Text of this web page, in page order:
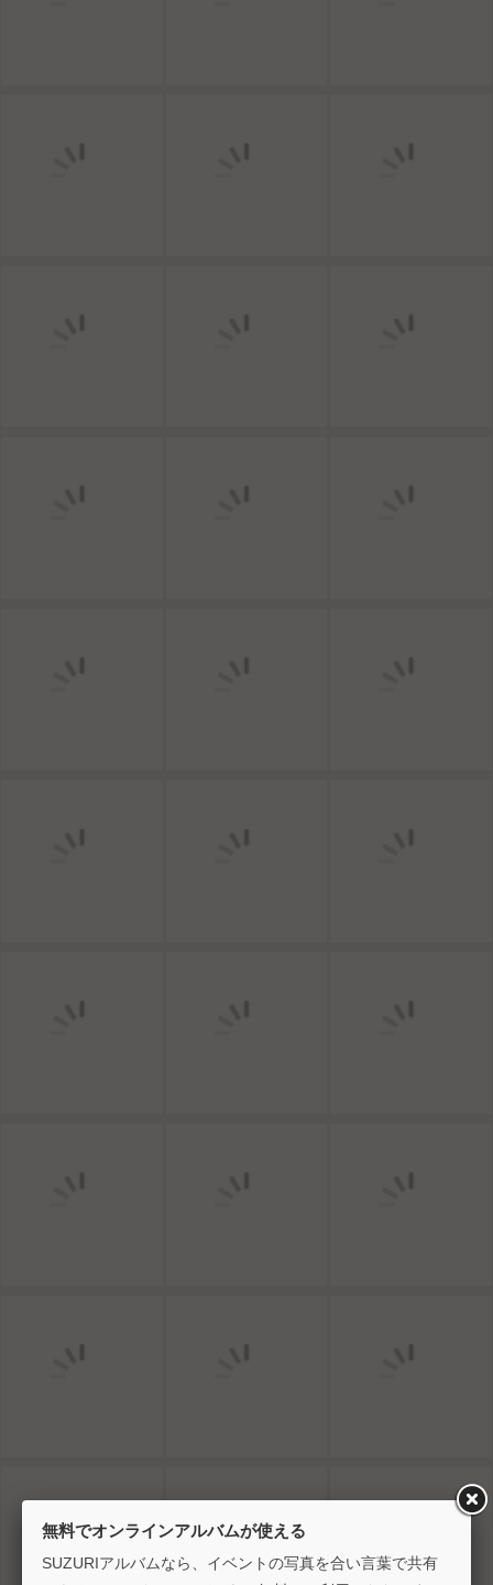
無料でオンラインアルバムが使える
SUZURIアルバムなら、イベントの写真を合い言葉で共有